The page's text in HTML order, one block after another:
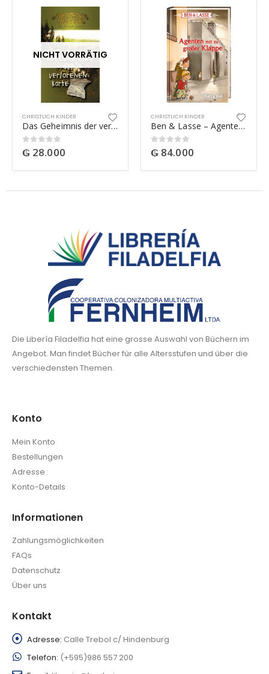
NICHT VORRÄTIG
CHRISTLICH KINDER
Das Geheimnis der verlorenen Karte
0out of 5
₲ 28.000
CHRISTLICH KINDER
Ben & Lasse – Agenten mit zu großer Klappe
0out of 5
₲ 84.000
Die Libería Filadelfia hat eine grosse Auswahl von Büchern im
Angebot. Man findet Bücher für alle Altersstufen und über die
verschiedensten Themen.
Konto
Mein Konto
Bestellungen
Adresse
Konto-Details
Informationen
Zahlungsmöglichkeiten
FAQs
Datenschutz
Über uns
Kontakt
Adresse: Calle Trebol c/ Hindenburg
Telefon: (+595)986 557 200